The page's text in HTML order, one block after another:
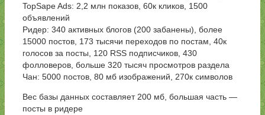
TopSape Ads: 2,2 млн показов, 60к кликов, 1500
объявлений
Ридер: 340 активных блогов (200 забанены), более
15000 постов, 173 тысячи переходов по постам, 40к
голосов за посты, 120 RSS подписчиков, 430
фолловеров, больше 320 тысяч просмотров раздела
Чан: 5000 постов, 80 мб изображений, 270к символов
Вес базы данных составляет 200 мб, большая часть —
посты в ридере